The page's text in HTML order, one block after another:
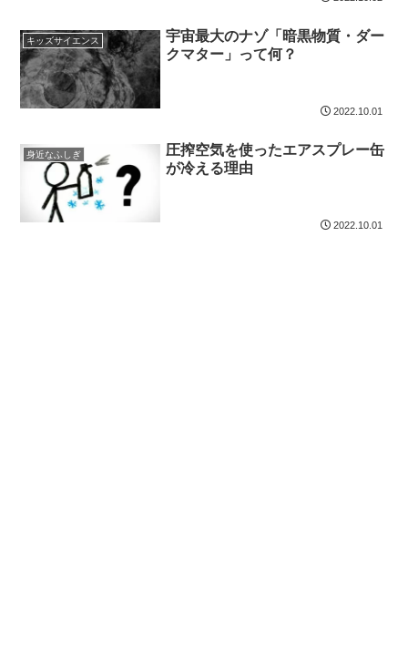
キッズサイエンス
宇宙最大のナゾ「暗黒物質・ダー
クマター」って何？
2022.10.01
身近なふしぎ
圧搾空気を使ったエアスプレー缶
が冷える理由
2022.10.01